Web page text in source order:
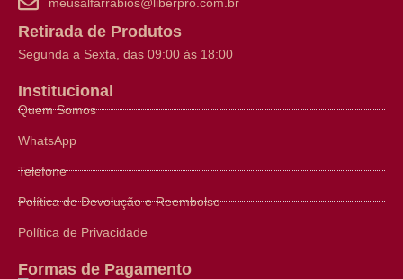
Retirada de Produtos
Segunda a Sexta, das 09:00 às 18:00
Institucional
Quem Somos
WhatsApp
Telefone
Política de Devolução e Reembolso
Política de Privacidade
Formas de Pagamento